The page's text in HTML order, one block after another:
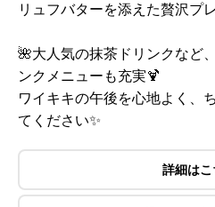
リュフバターを添えた贅沢プ
🌺大人気の抹茶ドリンクなど
ンクメニューも充実🍹
ワイキキの午後を心地よく、
てください✨
詳細はこ